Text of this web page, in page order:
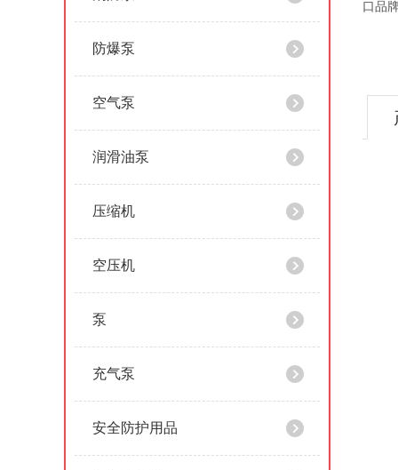
防爆泵
空气泵
润滑油泵
压缩机
空压机
泵
充气泵
安全防护用品
口品